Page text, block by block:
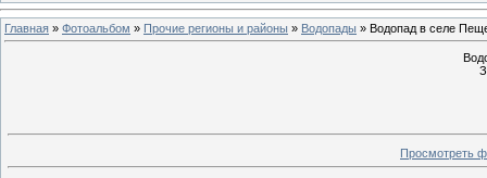
Главная » Фотоальбом » Прочие регионы и районы » Водопады » Водопад в селе
Просмотреть